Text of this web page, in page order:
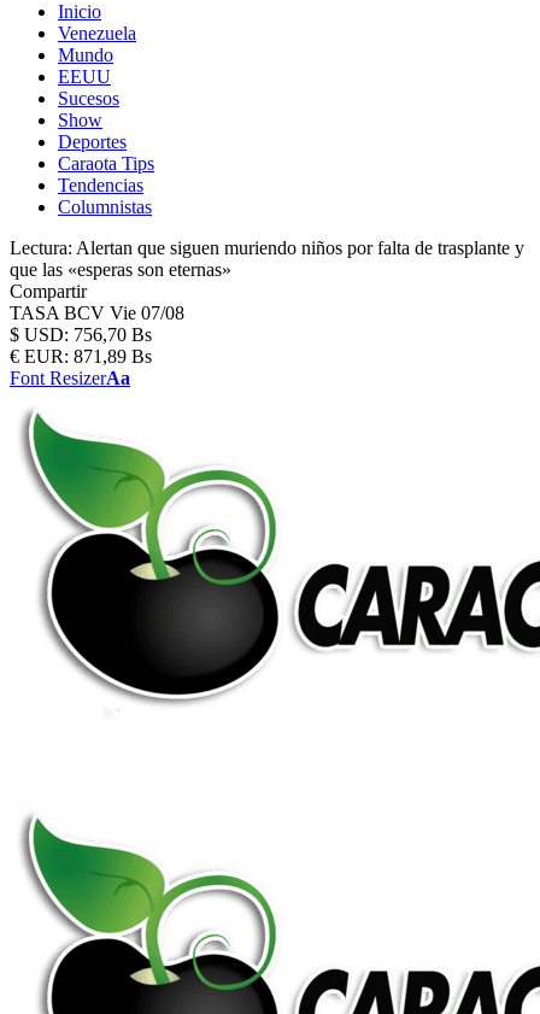
Inicio
Venezuela
Mundo
EEUU
Sucesos
Show
Deportes
Caraota Tips
Tendencias
Columnistas
Lectura: Alertan que siguen muriendo niños por falta de trasplante y
que las «esperas son eternas»
Compartir
TASA BCV Vie 07/08
$ USD: 756,70 Bs
€ EUR: 871,89 Bs
Font ResizerAa